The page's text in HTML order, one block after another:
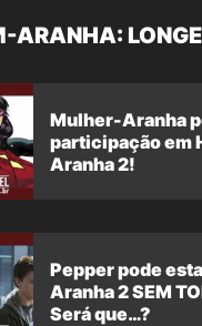
ARANHA:
Mulher-Aranha
participação em
Aranha 2!
Pepper pode
Aranha 2 SEM
Será que…?